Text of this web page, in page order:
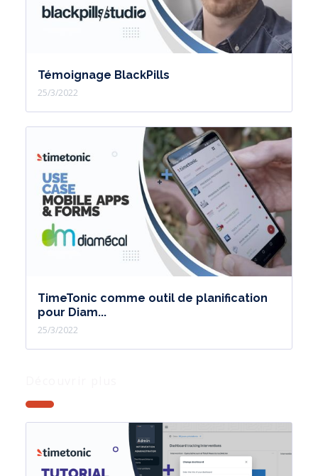
Témoignage BlackPills
25/3/2022
TimeTonic comme outil de planification
pour Diam...
25/3/2022